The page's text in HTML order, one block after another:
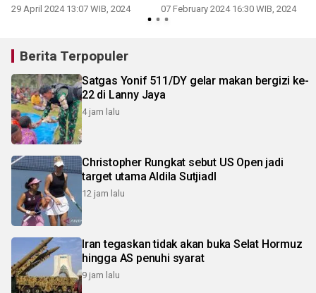
29 April 2024 13:07 WIB, 2024 07 February 2024 16:30 WIB, 2024
Berita Terpopuler
Satgas Yonif 511/DY gelar makan bergizi ke-
22 di Lanny Jaya
4 jam lalu
Christopher Rungkat sebut US Open jadi
target utama Aldila SutjiadI
12 jam lalu
Iran tegaskan tidak akan buka Selat Hormuz
hingga AS penuhi syarat
9 jam lalu